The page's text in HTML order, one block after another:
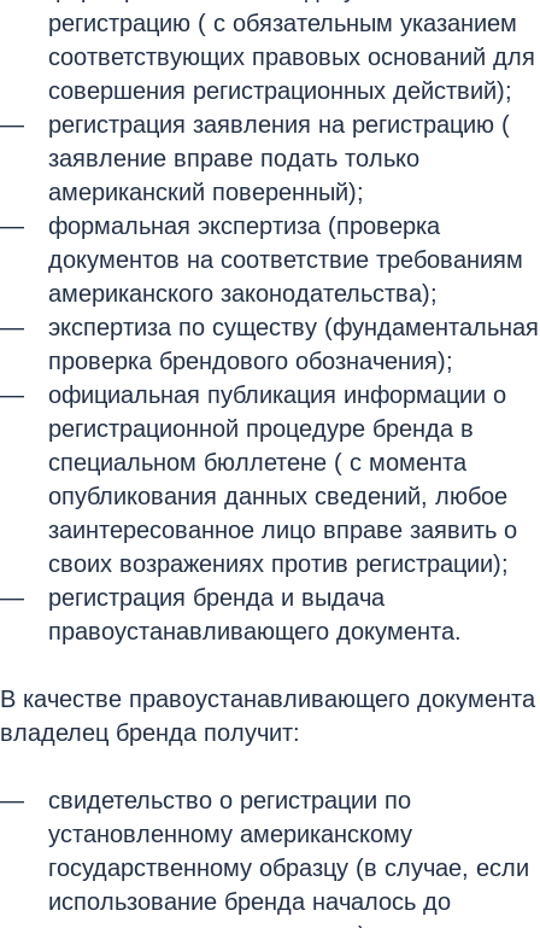
регистрацию ( с обязательным указанием
соответствующих правовых оснований для
совершения регистрационных действий);
регистрация заявления на регистрацию (
заявление вправе подать только
американский поверенный);
формальная экспертиза (проверка
документов на соответствие требованиям
американского законодательства);
экспертиза по существу (фундаментальная
проверка брендового обозначения);
официальная публикация информации о
регистрационной процедуре бренда в
специальном бюллетене ( с момента
опубликования данных сведений, любое
заинтересованное лицо вправе заявить о
своих возражениях против регистрации);
регистрация бренда и выдача
правоустанавливающего документа.
В качестве правоустанавливающего документа
владелец бренда получит:
свидетельство о регистрации по
установленному американскому
государственному образцу (в случае, если
использование бренда началось до